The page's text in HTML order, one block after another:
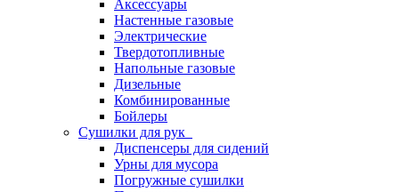
Аксессуары
Настенные газовые
Электрические
Твердотопливные
Напольные газовые
Дизельные
Комбинированные
Бойлеры
Сушилки для рук
Диспенсеры для сидений
Урны для мусора
Погружные сушилки